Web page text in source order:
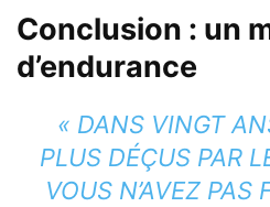
Conclusion : un
d’endurance
« DANS VINGT
PLUS DÉÇUS PAR
VOUS N’AVEZ PAS